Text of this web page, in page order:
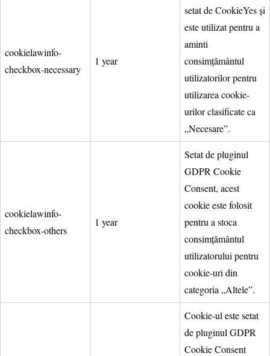
cookielawinfo-
checkbox-necessary
1 year
setat de CookieYes și
este utilizat pentru a
aminti
consimțământul
utilizatorilor pentru
utilizarea cookie-
urilor clasificate ca
„Necesare”.
cookielawinfo-
checkbox-others
1 year
Setat de pluginul
GDPR Cookie
Consent, acest
cookie este folosit
pentru a stoca
consimțământul
utilizatorului pentru
cookie-uri din
categoria „Altele”.
Cookie-ul este setat
de pluginul GDPR
Cookie Consent